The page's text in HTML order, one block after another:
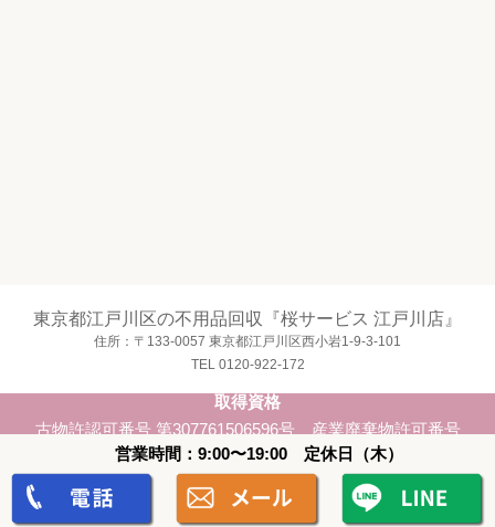
東京都江戸川区の不用品回収『桜サービス 江戸川店』
住所：〒133-0057 東京都江戸川区西小岩1-9-3-101
TEL 0120-922-172
取得資格
古物許認可番号 第307761506596号、産業廃棄物許可番号
第1300212034号、一般廃棄物業者提携済、遺品整理士、第
二種電気工事士、宅地建物取引主任
Copyright ©江戸川区の不用品回収『桜サービス 江戸川店』
営業時間：9:00〜19:00 定休日（木）